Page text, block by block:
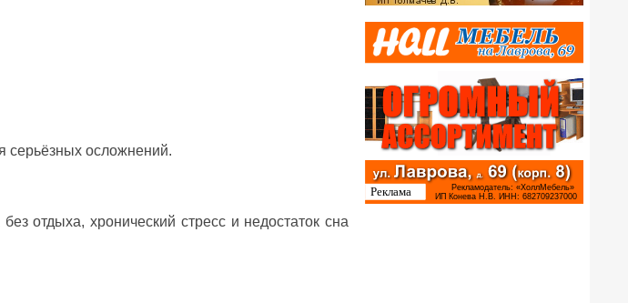
серьёзных осложнений.
отдыха, хронический стресс и недостаток сна